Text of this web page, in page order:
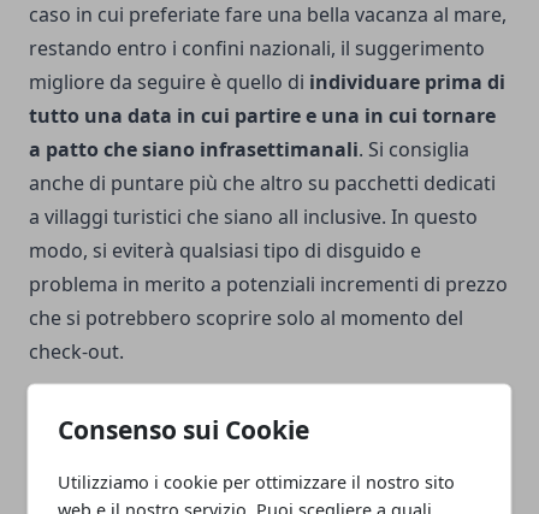
Consenso sui Cookie
Utilizziamo i cookie per ottimizzare il nostro sito
web e il nostro servizio. Puoi scegliere a quali
caso in cui preferiate fare una bella vacanza al mare,
restando entro i confini nazionali, il suggerimento
migliore da seguire è quello di individuare prima di
tutto una data in cui partire e una in cui tornare
a patto che siano infrasettimanali. Si consiglia
anche di puntare più che altro su pacchetti dedicati
a villaggi turistici che siano all inclusive. In questo
modo, si eviterà qualsiasi tipo di disguido e
problema in merito a potenziali incrementi di prezzo
che si potrebbero scoprire solo al momento del
check-out.
Facebook
TwitterWhatsapp